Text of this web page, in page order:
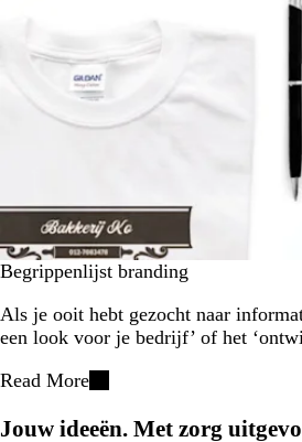
Begrippenlijst branding
Als je ooit hebt gezocht naar
een look voor je bedrijf’ of het
Read More
Jouw ideeën. Met zorg